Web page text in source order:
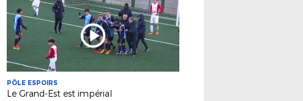
PÔLE ESPOIRS
Le Grand-Est est impérial